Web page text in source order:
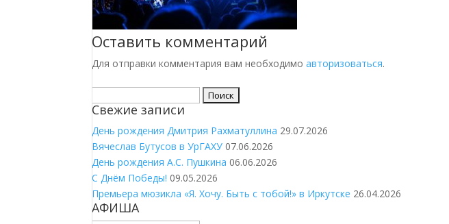
Оставить комментарий
Для отправки комментария вам необходимоавторизоваться.
Свежие записи
День рождения Дмитрия Рахматуллина 29.07.2026
Вячеслав Бутусов в УрГАХУ 07.06.2026
День рождения А.С. Пушкина 06.06.2026
С Днём Победы! 09.05.2026
Премьера мюзикла «Я. Хочу. Быть с тобой!» в Иркутске 26.04.2026
АФИША